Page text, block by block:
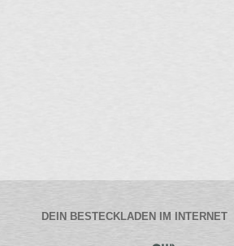
DEIN BESTECKLADEN IM INTERNET